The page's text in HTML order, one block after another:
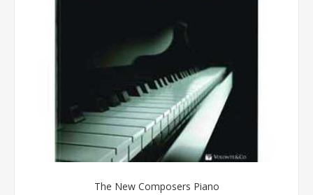
The New Composers Piano